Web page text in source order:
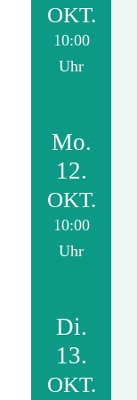
OKT.
10:00
Uhr
Mo.
12.
OKT.
10:00
Uhr
Di.
13.
OKT.